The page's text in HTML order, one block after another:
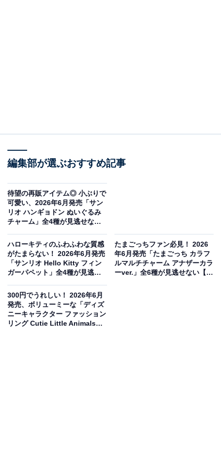
モンチッチ マーカーアクセサリー（画像出典：アイピーフォー）
アイピーフォーから2026年6月に発売される「モンチッ
チ マーカーアクセサリー」（税込300円）。全6種のライ
ンアップとなっています。
編集部が選ぶおすすめ記事
待望の再販アイテム◎ 小ぶりで
可愛い、2026年6月発売「サン
リオ ハンギョドン ぬいぐるみ
チャーム」全4種が見逃せない
ハローキティのふわふわな質感
がたまらない！ 2026年6月発売
「サンリオ Hello Kitty フィン
ガーパペット」全4種が見逃せ
たまごっちファン必見！ 2026
年6月発売「たまごっち カラフ
ルマルチチャーム アナザーカラ
ーver.」全6種が見逃せない【最
300円でうれしい！ 2026年6月
発売、ボリューミーな「ディズ
ニーキャラクター ファッション
リング Cutie Little Animals」